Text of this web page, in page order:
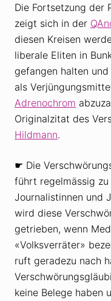
Die Fortsetzung der
zeigt sich in der
diesen Kreisen
liberale Eliten in
gefangen halten
als
Adrenochrom
Originalzitat des
Hildmann.
☛ Die
führt regelmässig
Journalistinnen und
wird diese
getrieben, wenn
«Volksverräter»
ruft geradezu nach
keine Belege haben